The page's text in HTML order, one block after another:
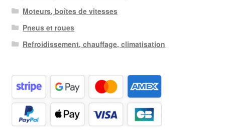
Moteurs, boîtes de vitesses
Pneus et roues
Refroidissement, chauffage, climatisation